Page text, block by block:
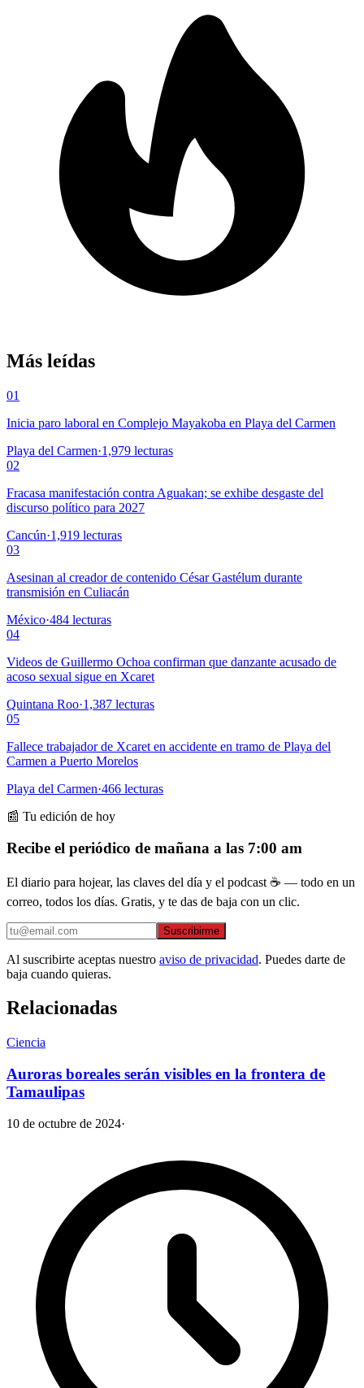
Más leídas
01
Inicia paro laboral en Complejo Mayakoba en Playa del Carmen
Playa del Carmen·1,979 lecturas
02
Fracasa manifestación contra Aguakan; se exhibe desgaste del
discurso político para 2027
Cancún·1,919 lecturas
03
Asesinan al creador de contenido César Gastélum durante
transmisión en Culiacán
México·484 lecturas
04
Videos de Guillermo Ochoa confirman que danzante acusado de
acoso sexual sigue en Xcaret
Quintana Roo·1,387 lecturas
05
Fallece trabajador de Xcaret en accidente en tramo de Playa del
Carmen a Puerto Morelos
Playa del Carmen·466 lecturas
📰 Tu edición de hoy
Recibe el periódico de mañana a las 7:00 am
El diario para hojear, las claves del día y el podcast ☕ — todo en un
correo, todos los días. Gratis, y te das de baja con un clic.
Suscribirme
Al suscribirte aceptas nuestro aviso de privacidad. Puedes darte de
baja cuando quieras.
Relacionadas
Ciencia
Auroras boreales serán visibles en la frontera de
Tamaulipas
10 de octubre de 2024·